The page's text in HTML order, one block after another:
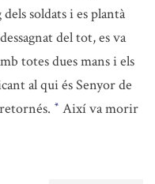
soldats i es plantà
del tot, es va
totes dues mans i els
al qui és Senyor de
* Així va morir